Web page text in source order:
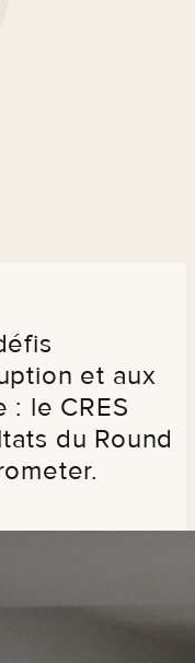
et aux
le CRES
du Round